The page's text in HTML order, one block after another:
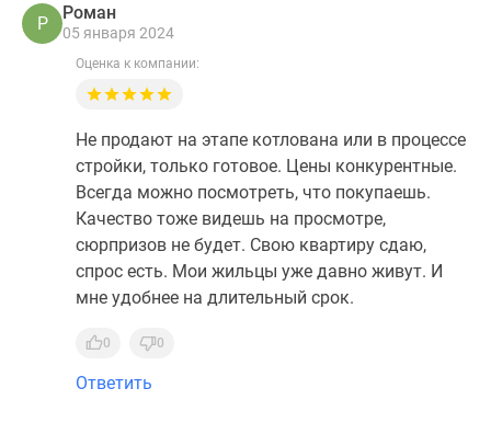
Р
Роман
05 января 2024
Оценка к компании:
Не продают на этапе котлована или в процессе
стройки, только готовое. Цены конкурентные.
Всегда можно посмотреть, что покупаешь.
Качество тоже видешь на просмотре,
сюрпризов не будет. Свою квартиру сдаю,
спрос есть. Мои жильцы уже давно живут. И
мне удобнее на длительный срок.
0 0
Ответить